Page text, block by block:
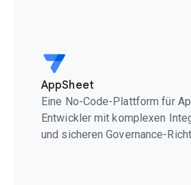
AppSheet
Eine No-Code-Plattform für
Entwickler mit komplexen
und sicheren Governance-